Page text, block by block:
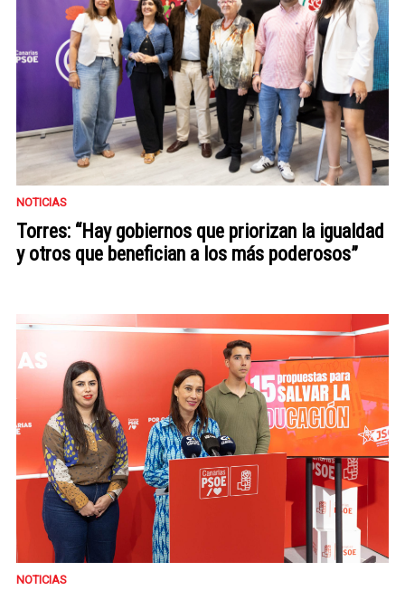
NOTICIAS
Torres: “Hay gobiernos que priorizan la igualdad
y otros que benefician a los más poderosos”
NOTICIAS